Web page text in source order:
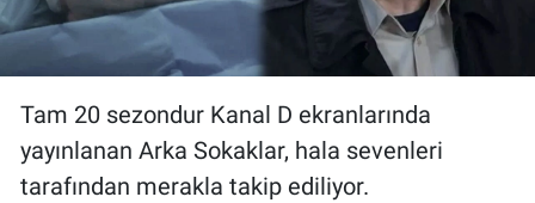
Tam 20 sezondur Kanal D ekranlarında
yayınlanan Arka Sokaklar, hala sevenleri
tarafından merakla takip ediliyor.
Teknoloji
Ramazan